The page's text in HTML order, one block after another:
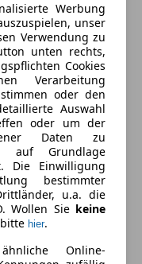
Werbung
unser
Verwendung zu
unten rechts,
Cookies
Verarbeitung
oder den
Auswahl
oder um der
Daten zu
auf Grundlage
Die Einwilligung
bestimmter
u.a. die
Wollen Sie keine
hier.
Online-